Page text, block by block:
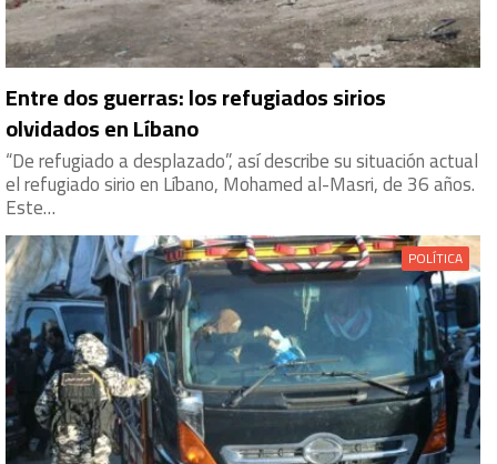
Entre dos guerras: los refugiados sirios
olvidados en Líbano
“De refugiado a desplazado”, así describe su situación actual
el refugiado sirio en Líbano, Mohamed al-Masri, de 36 años.
Este…
POLÍTICA